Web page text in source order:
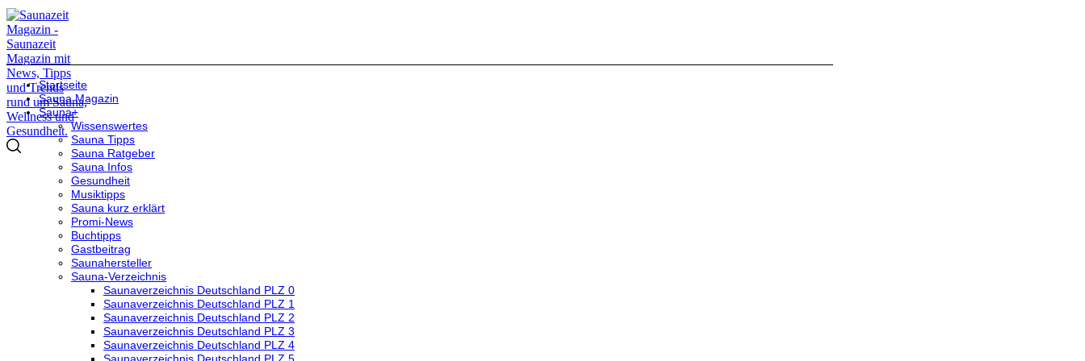
Startseite
Sauna Magazin
Sauna+
Wissenswertes
Sauna Tipps
Sauna Ratgeber
Sauna Infos
Gesundheit
Musiktipps
Sauna kurz erklärt
Promi-News
Buchtipps
Gastbeitrag
Saunahersteller
Sauna-Verzeichnis
Saunaverzeichnis Deutschland PLZ 0
Saunaverzeichnis Deutschland PLZ 1
Saunaverzeichnis Deutschland PLZ 2
Saunaverzeichnis Deutschland PLZ 3
Saunaverzeichnis Deutschland PLZ 4